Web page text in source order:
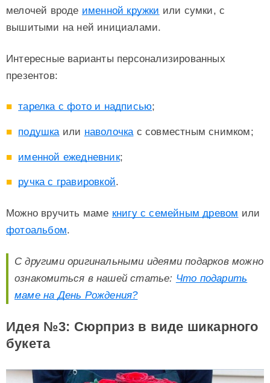
мелочей вроде именной кружки или сумки, с
вышитыми на ней инициалами.
Интересные варианты персонализированных
презентов:
тарелка с фото и надписью;
подушкаили наволочкас совместным снимком;
именной ежедневник;
ручка с гравировкой.
Можно вручить маме книгу с семейным древом или
фотоальбом.
С другими оригинальными идеями подарков можно
ознакомиться в нашей статье: Что подарить
маме на День Рождения?
Идея №3: Сюрприз в виде шикарного
букета